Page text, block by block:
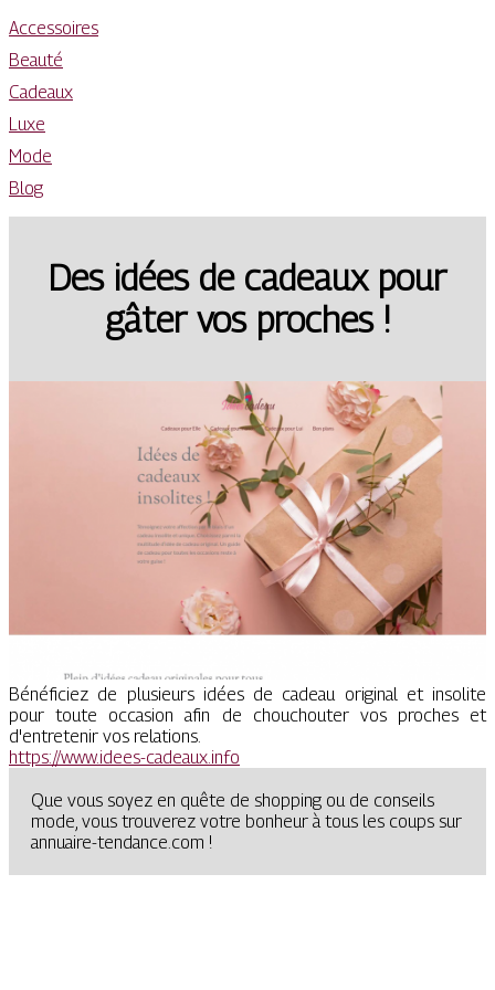
Accessoires
Beauté
Cadeaux
Luxe
Mode
Blog
Des idées de cadeaux pour
gâter vos proches !
Bénéficiez de plusieurs idées de cadeau original et insolite
pour toute occasion afin de chouchouter vos proches et
d'entretenir vos relations.
https://www.idees-cadeaux.info
Que vous soyez en quête de shopping ou de conseils
mode, vous trouverez votre bonheur à tous les coups sur
annuaire-tendance.com !